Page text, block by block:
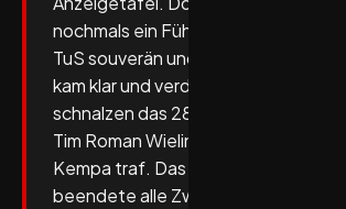
nochmals ein Führungstreffer
TuS souverän und sicher seine
kam klar und verdient ins Ziel! Zum
schnalzen das 28:25 (56.), als auf
Tim Roman Wieling Alexander
Kempa traf. Das 29:26 (59.) dank
beendete alle Zweifel.